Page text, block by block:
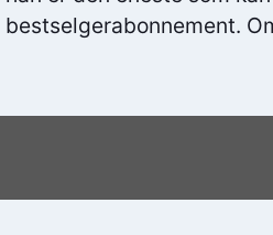
bestselgerabonnement.